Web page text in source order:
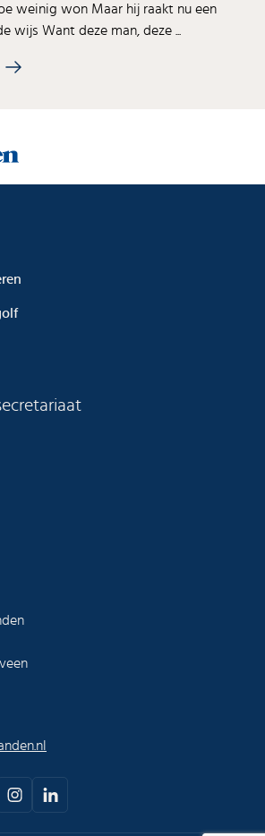
weinig won Maar hij raakt nu een
wijs Want deze man, deze ...